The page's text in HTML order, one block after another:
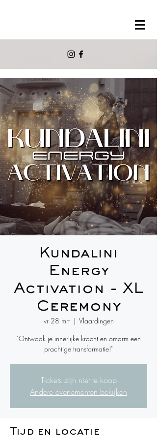
Kundalini
Energy
Activation - XL
Ceremony
vr 28 mrt
  |
Vlaardingen
"Ontwaak je innerlijke kracht en omarm een
prachtige transformatie!"
Tickets zijn niet te koop
Andere evenementen bekijken
Tijd en locatie